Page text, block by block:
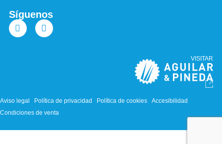
Síguenos
VISITAR
Aviso legal Política de privacidad Política de cookies
Accesibilidad
Condiciones de venta